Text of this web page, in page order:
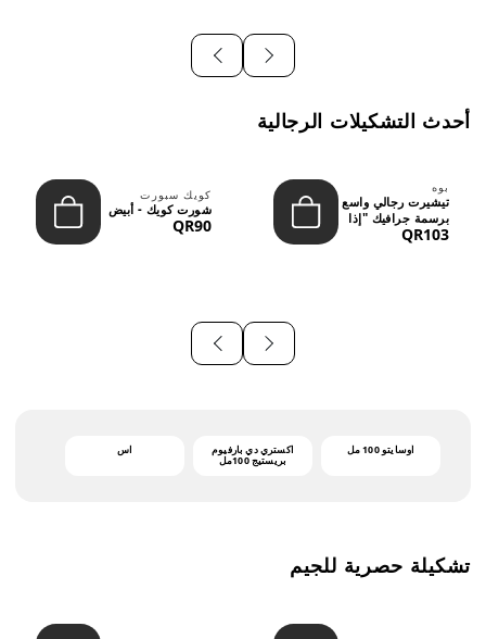
أحدث التشكيلات الرجالية
بوه
تيشيرت رجالي واسع
برسمة جرافيك "إذا
لم نُعجبك...
QR103
كويك سبورت
شورت كويك - أبيض
QR90
أوسايتو 100 مل
اكستري دي بارفيوم
بريستيج 100مل
اس
تشكيلة حصرية للجيم